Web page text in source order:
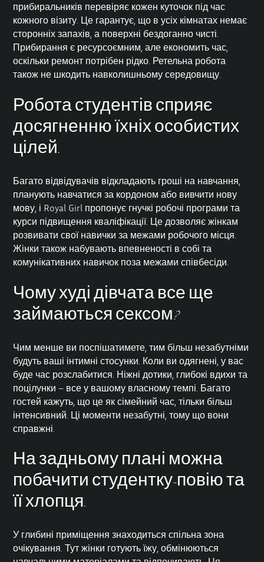
прибиральників перевіряє кожен куточок під час
кожного візиту. Це гарантує, що в усіх кімнатах немає
сторонніх запахів, а поверхні бездоганно чисті.
Прибирання є ресурсоємним, але економить час,
оскільки ремонт потрібен рідко. Ретельна робота
також не шкодить навколишньому середовищу.
Робота студентів сприяє
досягненню їхніх особистих
цілей.
Багато відвідувачів відкладають гроші на навчання,
планують навчатися за кордоном або вивчити нову
мову, і Royal Girl пропонує гнучкі робочі програми та
курси підвищення кваліфікації. Це дозволяє жінкам
розвивати свої навички за межами робочого місця.
Жінки також набувають впевненості в собі та
комунікативних навичок поза межами співбесіди.
Чому худі дівчата все ще
займаються сексом?
Чим менше ви поспішатимете, тим більш незабутніми
будуть ваші інтимні стосунки. Коли ви одягнені, у вас
буде час розслабитися. Ніжні дотики, глибокі вдихи та
поцілунки – все у вашому власному темпі. Багато
гостей кажуть, що це як сімейний час, тільки більш
інтенсивний. Ці моменти незабутні, тому що вони
справжні.
На задньому плані можна
побачити студентку-повію та
її хлопця.
У глибині приміщення знаходиться спільна зона
очікування. Тут жінки готують їжу, обмінюються